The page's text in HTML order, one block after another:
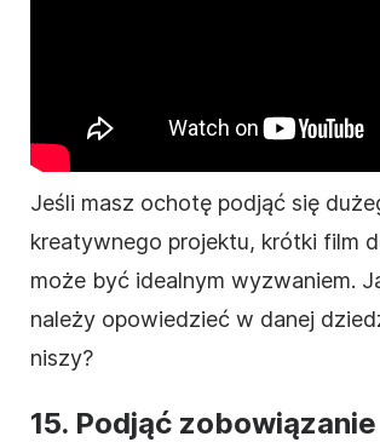
Jeśli masz ochotę podjąć się
kreatywnego projektu, krótki film
może być idealnym wyzwaniem.
należy opowiedzieć w danej
niszy?
15. Podjąć zobowiązanie